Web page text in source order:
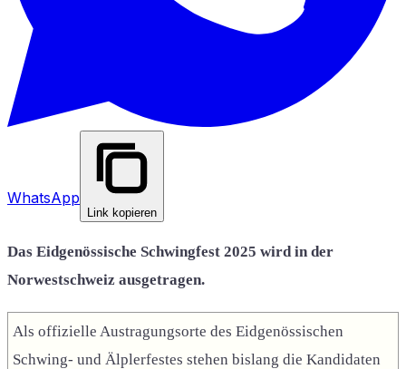
WhatsApp
Link kopieren
Das Eidgenössische Schwingfest 2025 wird in der
Norwestschweiz ausgetragen.
Als offizielle Austragungsorte des Eidgenössischen
Schwing- und Älplerfestes stehen bislang die Kandidaten